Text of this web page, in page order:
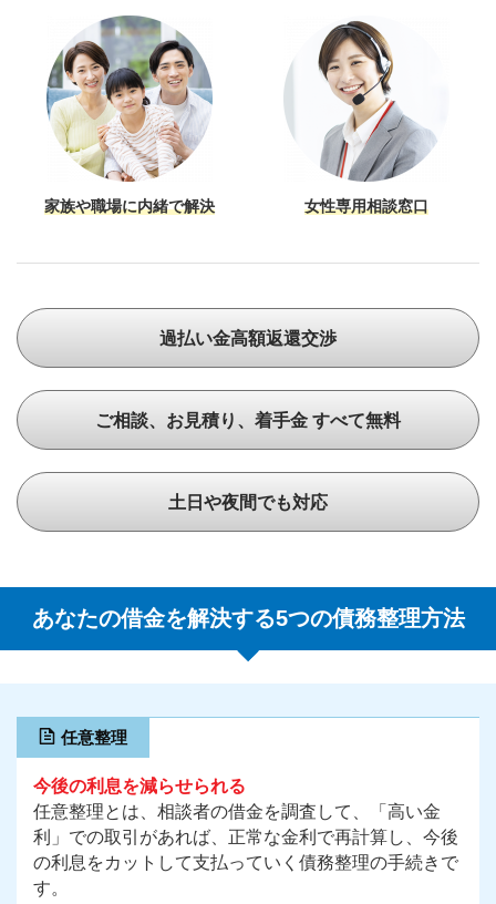
家族や職場に内緒で解決 女性専用相談窓口
過払い金高額返還交渉
ご相談、お見積り、着手金 すべて無料
土日や夜間でも対応
あなたの借金を解決する5つの債務整理方法
任意整理
今後の利息を減らせられる
任意整理とは、相談者の借金を調査して、「高い金
利」での取引があれば、正常な金利で再計算し、今後
の利息をカットして支払っていく債務整理の手続きで
す。